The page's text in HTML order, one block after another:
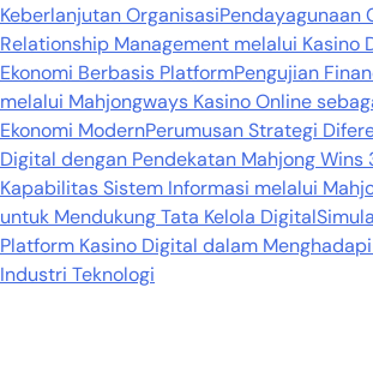
Keberlanjutan OrganisasiPendayagunaan
Relationship Management melalui Kasino
Ekonomi Berbasis PlatformPengujian
melalui Mahjongways Kasino Online
Ekonomi ModernPerumusan Strategi
Digital dengan Pendekatan Mahjong Wins
Kapabilitas Sistem Informasi melalui
untuk Mendukung Tata Kelola Digital
Platform Kasino Digital dalam
Industri Teknologi